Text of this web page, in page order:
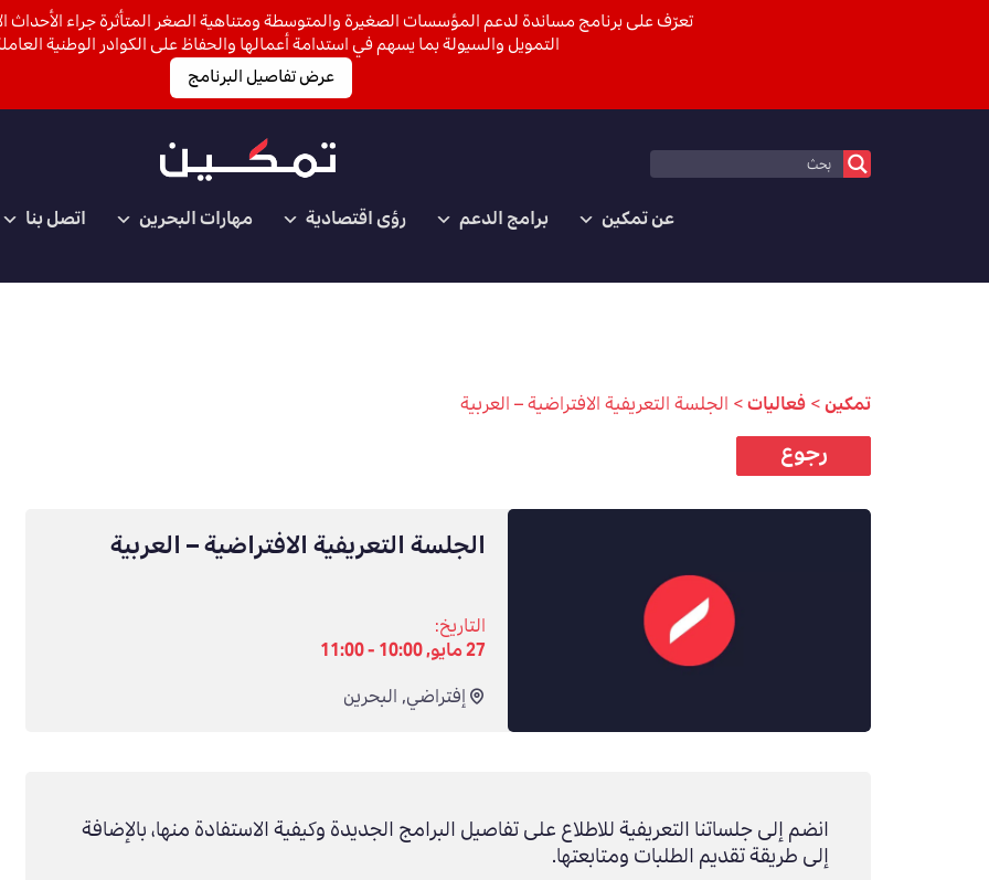
عن تمكين برامج الدعم رؤى اقتصادية مهارات البحرين اتصل بنا
تمكين>فعاليات>الجلسة التعريفية الافتراضية – العربية
رجوع
الجلسة التعريفية الافتراضية – العربية
التاريخ:
27 مايو, 10:00 - 11:00
إفتراضي,البحرين
انضم إلى جلساتنا التعريفية للاطلاع على تفاصيل البرامج الجديدة وكيفية الاستفادة منها، بالإضافة
إلى طريقة تقديم الطلبات ومتابعتها.
تعرّف على برنامج مساندة لدعم المؤسسات الصغيرة والمتوسطة ومتناهية الصغر المتأثرة جراء الأحداث
التمويل والسيولة بما يسهم في استدامة أعمالها والحفاظ على الكوادر الوطنية
عرض تفاصيل البرنامج